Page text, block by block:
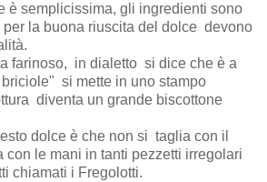
è semplicissima, gli ingredienti sono
per la buona riuscita del dolce devono
farinoso, in dialetto si dice che è a
si mette in uno stampo
diventa un grande biscottone
dolce è che non si taglia con il
con le mani in tanti pezzetti irregolari
chiamati i Fregolotti.